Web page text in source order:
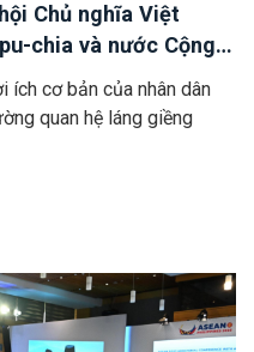
Chủ nghĩa Việt
chia và nước Cộng
ích cơ bản của nhân dân
quan hệ láng giềng